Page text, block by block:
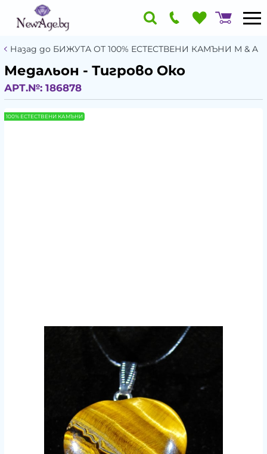
Назад до БИЖУТА ОТ 100% ЕСТЕСТВЕНИ КАМЪНИ М & A
Медальон - Тигрово Око
АРТ.№: 186878
100% ЕСТЕСТВЕНИ КАМЪНИ